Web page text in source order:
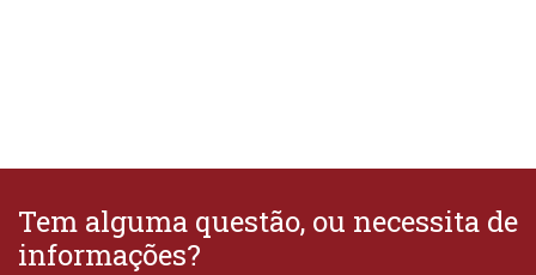
Tem alguma questão, ou necessita de
informações?